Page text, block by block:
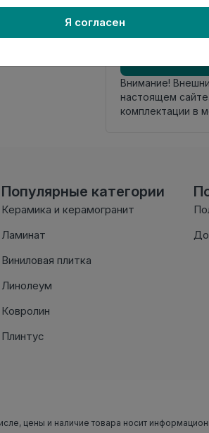
Внимание!
настоящем
комплектации в
Популярные категории
Керамика и керамогранит
Ламинат
Виниловая плитка
Линолеум
Ковролин
Плинтус
цены и наличие товара носит
Я согласен